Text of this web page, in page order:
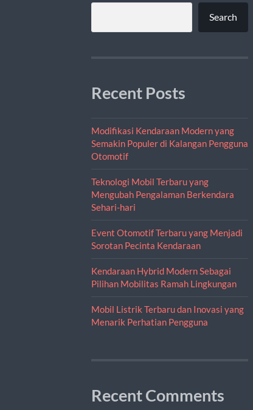
Search
Recent Posts
Modifikasi Kendaraan Modern yang
Semakin Populer di Kalangan Pengguna
Otomotif
Teknologi Mobil Terbaru yang
Mengubah Pengalaman Berkendara
Sehari-hari
Event Otomotif Terbaru yang Menjadi
Sorotan Pecinta Kendaraan
Kendaraan Hybrid Modern Sebagai
Pilihan Mobilitas Ramah Lingkungan
Mobil Listrik Terbaru dan Inovasi yang
Menarik Perhatian Pengguna
Recent Comments